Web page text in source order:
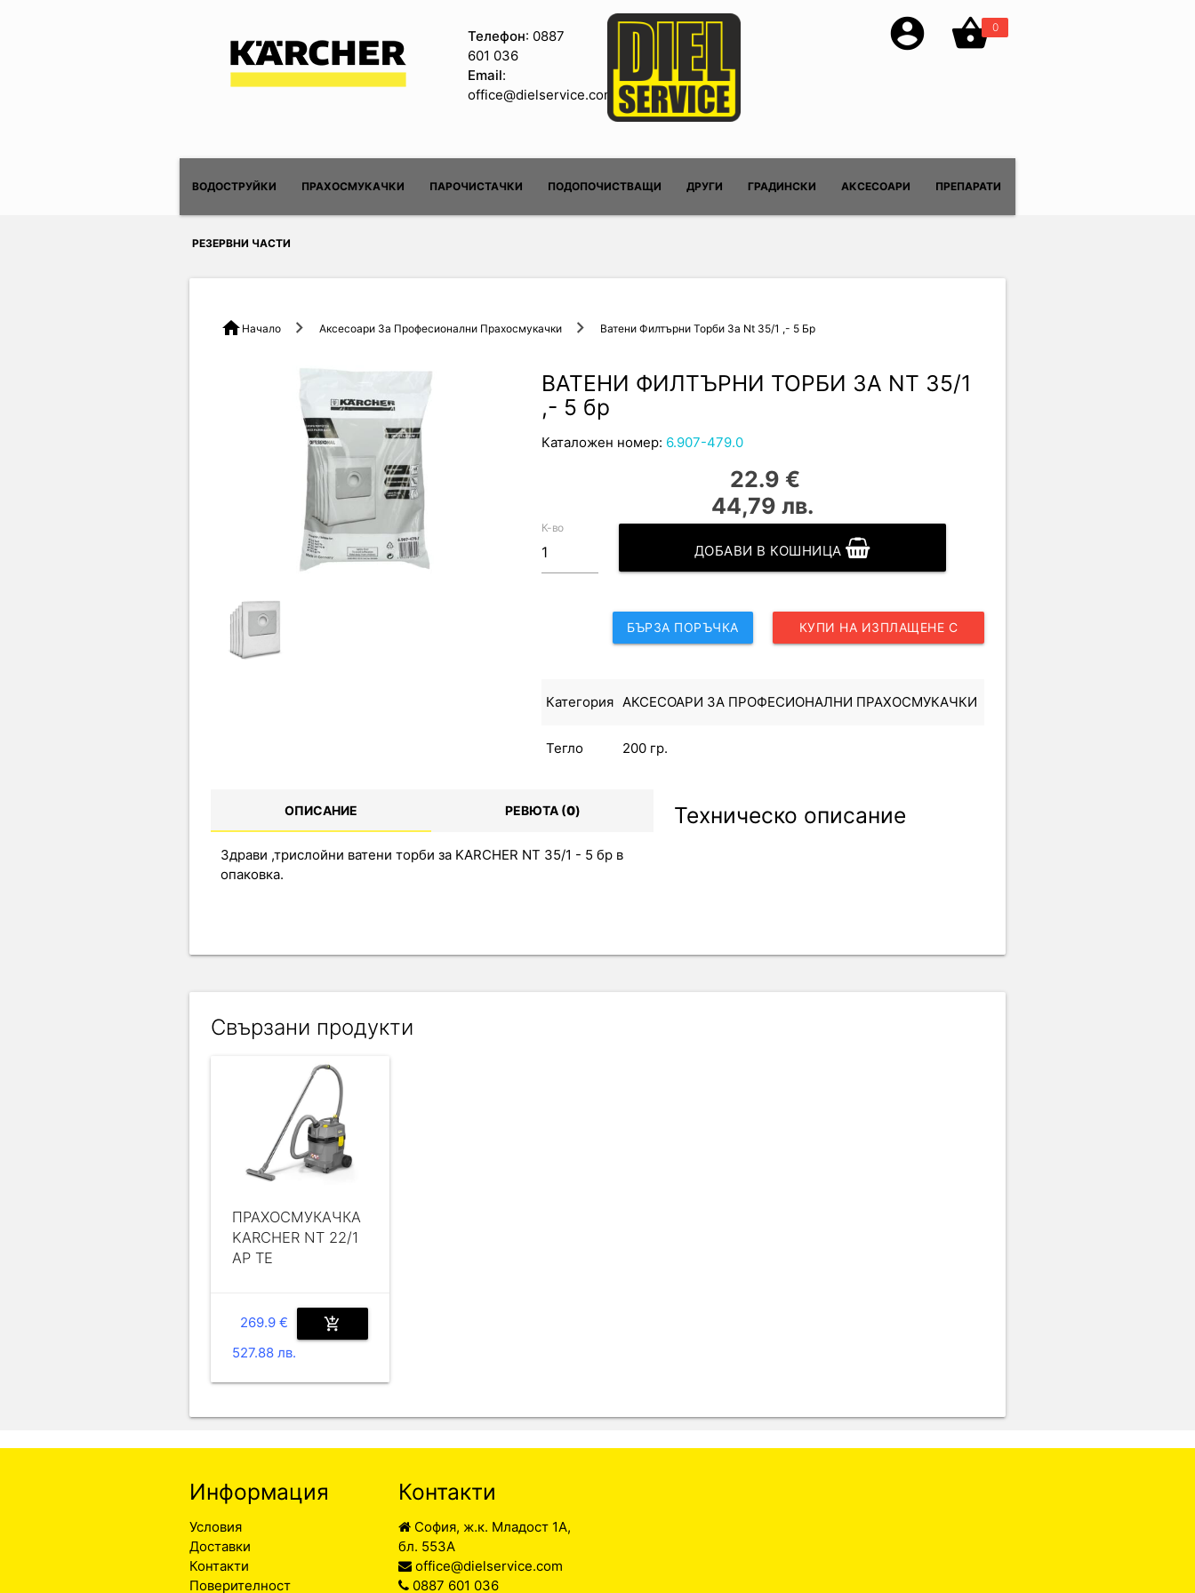
Телефон: 0887
601 036
Email:
office@dielservice.com
account_circle shopping_basket0
ВОДОСТРУЙКИ ПРАХОСМУКАЧКИ ПАРОЧИСТАЧКИ ПОДОПОЧИСТВАЩИ ДРУГИ ГРАДИНСКИ АКСЕСОАРИ ПРЕПАРАТИ
РЕЗЕРВНИ ЧАСТИ
home Начало Аксесоари За Професионални Прахосмукачки Ватени Филтърни Торби За Nt 35/1 ,- 5 Бр
ВАТЕНИ ФИЛТЪРНИ ТОРБИ ЗА NT 35/1
,- 5 бр
Каталожен номер: 6.907-479.0
22.9 €
44,79 лв.
К-во
ДОБАВИ В КОШНИЦА
БЪРЗА ПОРЪЧКА КУПИ НА ИЗПЛАЩЕНЕ С
Категория АКСЕСОАРИ ЗА ПРОФЕСИОНАЛНИ ПРАХОСМУКАЧКИ
Тегло 200 гр.
ОПИСАНИЕ РЕВЮТА (0)
Здрави ,трислойни ватени торби за KARCHER NT 35/1 - 5 бр в
опаковка.
Техническо описание
Свързани продукти
ПРАХОСМУКАЧКА
KARCHER NT 22/1
AP TE
269.9 €
527.88 лв.
add_shopping_cart
Информация
Условия
Доставки
Контакти
Поверителност
Контакти
София, ж.к. Младост 1А,
бл. 553А
office@dielservice.com
0887 601 036